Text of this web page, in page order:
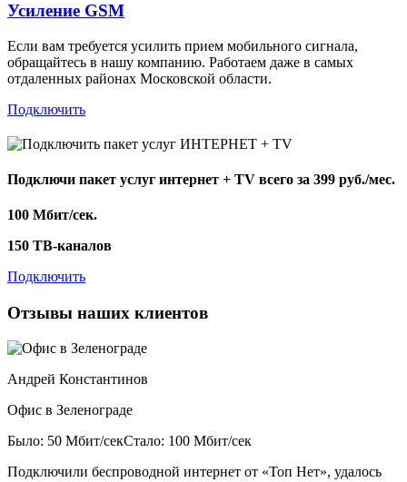
Усиление GSM
Если вам требуется усилить прием мобильного сигнала,
обращайтесь в нашу компанию. Работаем даже в самых
отдаленных районах Московской области.
Подключить
Подключи пакет услуг интернет + TV всего за 399 руб./мес.
100 Мбит/сек.
150 ТВ-каналов
Подключить
Отзывы наших клиентов
Андрей Константинов
Офис в Зеленограде
Было: 50 Мбит/секСтало: 100 Мбит/сек
Подключили беспроводной интернет от «Топ Нет», удалось